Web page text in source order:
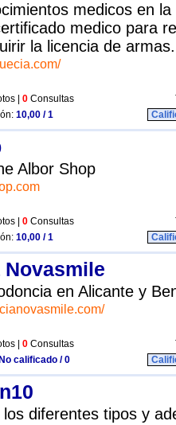
medicos en
medico para
la licencia de
| 0 Consultas
10,00 / 1
Albor Shop
| 0 Consultas
10,00 / 1
en Alicante y
| 0 Consultas
No calificado / 0
diferentes tipos y